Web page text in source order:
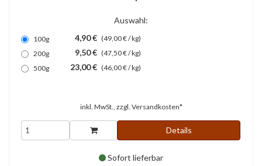
Auswahl:
100g 4,90 € (49,00 € / kg)
200g
9,50 € (47,50 € / kg)
500g
23,00 € (46,00 € / kg)
inkl. MwSt., zzgl. Versandkosten*
Details
Sofort lieferbar